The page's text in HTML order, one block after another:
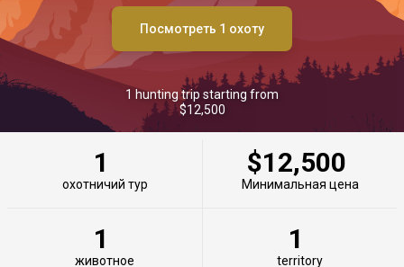
Посмотреть 1 охоту
1 hunting trip starting from
$12,500
1
охотничий тур
$12,500
Минимальная цена
1
животное
1
territory